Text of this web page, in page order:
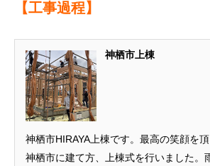
【工事過程】
神栖市上棟
神栖市HIRAYA上棟です。最高の笑顔を頂
神栖市に建て方、上棟式を行いました。